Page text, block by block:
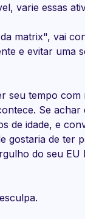
varie essas
matrix", vai
e evitar uma
seu tempo com
Se
de idade, e
gostaria de ter
do seu EU